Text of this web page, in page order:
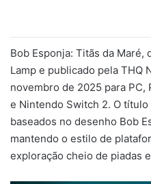
Bob Esponja: Titãs da
Lamp e publicado pela THQ
novembro de 2025 para PC,
e Nintendo Switch 2. O
baseados no desenho Bob
mantendo o estilo de
exploração cheio de piadas